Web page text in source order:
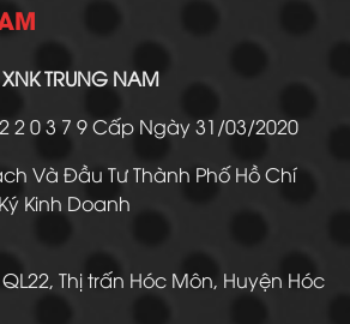
TRUNG NAM
2 0 3 7 9 Cấp Ngày 31/03/2020
Và Đầu Tư Thành Phố Hồ Chí
Kinh Doanh
Thị trấn Hóc Môn, Huyện Hóc